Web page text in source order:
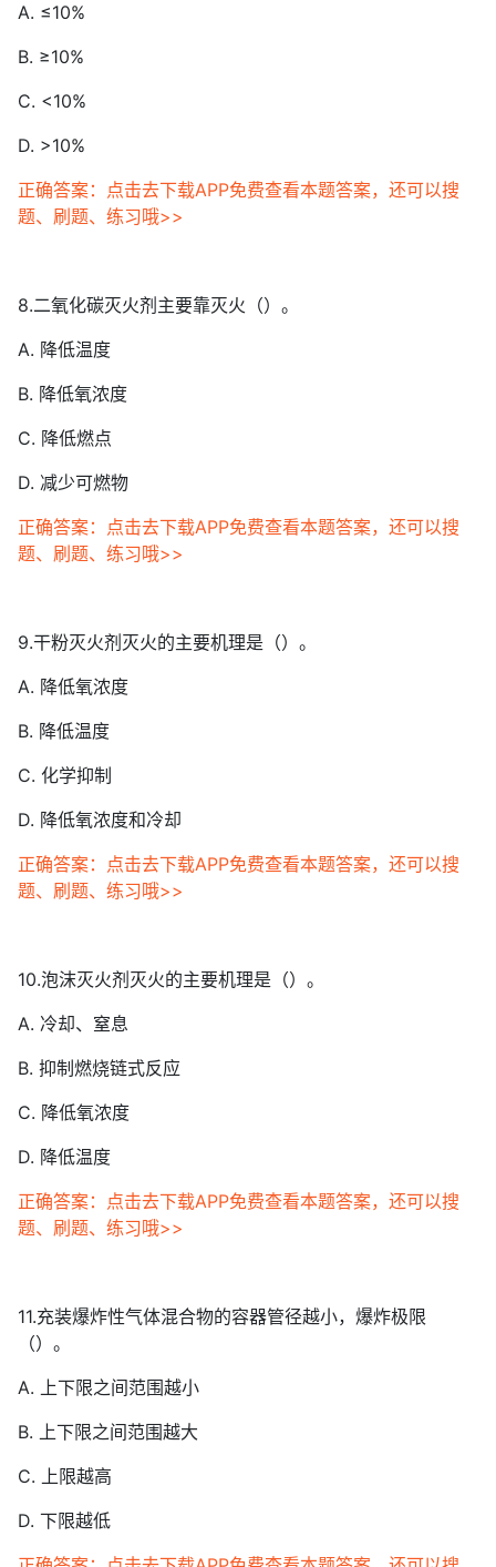
A. ≤10%
B. ≥10%
C. <10%
D. >10%
正确答案：点击去下载APP免费查看本题答案，还可以搜
题、刷题、练习哦>>
8.二氧化碳灭火剂主要靠灭火（）。
A. 降低温度
B. 降低氧浓度
C. 降低燃点
D. 减少可燃物
正确答案：点击去下载APP免费查看本题答案，还可以搜
题、刷题、练习哦>>
9.干粉灭火剂灭火的主要机理是（）。
A. 降低氧浓度
B. 降低温度
C. 化学抑制
D. 降低氧浓度和冷却
正确答案：点击去下载APP免费查看本题答案，还可以搜
题、刷题、练习哦>>
10.泡沫灭火剂灭火的主要机理是（）。
A. 冷却、窒息
B. 抑制燃烧链式反应
C. 降低氧浓度
D. 降低温度
正确答案：点击去下载APP免费查看本题答案，还可以搜
题、刷题、练习哦>>
11.充装爆炸性气体混合物的容器管径越小，爆炸极限
（）。
A. 上下限之间范围越小
B. 上下限之间范围越大
C. 上限越高
D. 下限越低